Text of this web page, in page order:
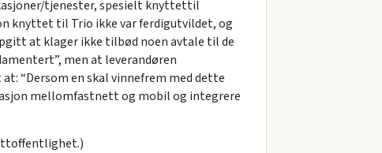
tjenester, spesielt knyttettil
knyttet til Trio ikke var ferdigutvildet, og
at klager ikke tilbød noen avtale til de
men at leverandøren
“Dersom en skal vinnefrem med dette
mellomfastnett og mobil og integrere